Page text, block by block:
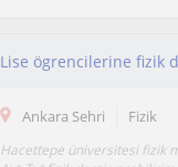
Ankara Sehri Fizik
Hacettepe üniversitesi fizik